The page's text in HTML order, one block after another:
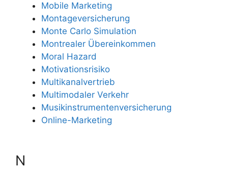
Mobile Marketing
Montageversicherung
Monte Carlo Simulation
Montrealer Übereinkommen
Moral Hazard
Motivationsrisiko
Multikanalvertrieb
Multimodaler Verkehr
Musikinstrumentenversicherung
Online-Marketing
N